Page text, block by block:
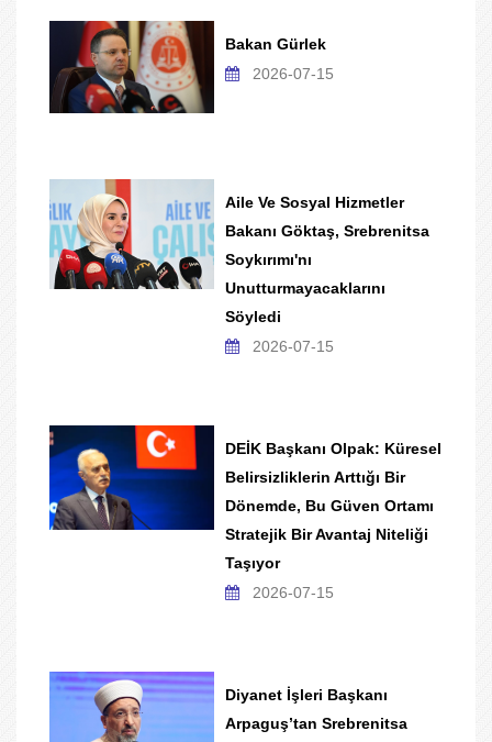
Bakan Gürlek
2026-07-15
Aile Ve Sosyal Hizmetler
Bakanı Göktaş, Srebrenitsa
Soykırımı'nı
Unutturmayacaklarını
Söyledi
2026-07-15
DEİK Başkanı Olpak: Küresel
Belirsizliklerin Arttığı Bir
Dönemde, Bu Güven Ortamı
Stratejik Bir Avantaj Niteliği
Taşıyor
2026-07-15
Diyanet İşleri Başkanı
Arpaguş’tan Srebrenitsa